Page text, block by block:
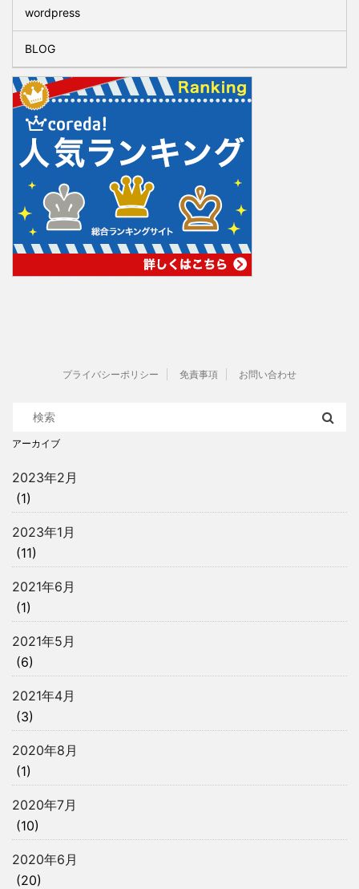
wordpress
BLOG
プライバシーポリシー 免責事項 お問い合わせ
アーカイブ
2023年2月
(1)
2023年1月
(11)
2021年6月
(1)
2021年5月
(6)
2021年4月
(3)
2020年8月
(1)
2020年7月
(10)
2020年6月
(20)